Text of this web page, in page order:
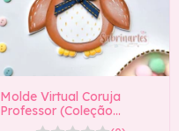
Molde Virtual Coruja
Professor (Coleção
Corujas)